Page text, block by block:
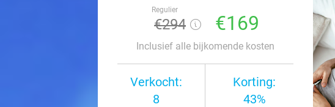
Regulier
€294 €169
Inclusief alle bijkomende kosten
Verkocht:
8
Korting:
43%